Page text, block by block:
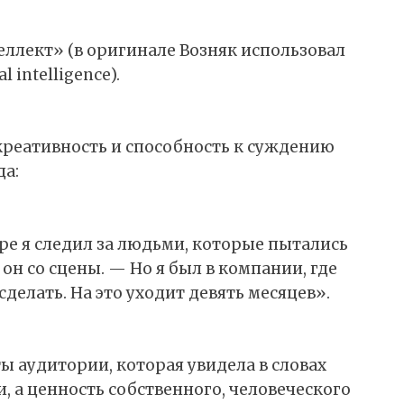
(в оригинале Возняк использовал
intelligence).
и способность к суждению
я следил за людьми, которые пытались
со сцены. — Но я был в компании, где
На это уходит девять месяцев».
аудитории, которая увидела в словах
ценность собственного, человеческого